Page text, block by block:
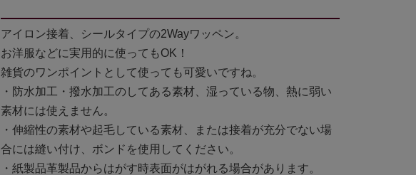
アイロン接着、シールタイプの2Wayワッペン。
お洋服などに実用的に使ってもOK！
雑貨のワンポイントとして使っても可愛いですね。
・防水加工・撥水加工のしてある素材、湿っている物、熱に弱い
素材には使えません。
・伸縮性の素材や起毛している素材、または接着が充分でない場
合には縫い付け、ボンドを使用してください。
・紙製品革製品からはがす時表面がはがれる場合があります。